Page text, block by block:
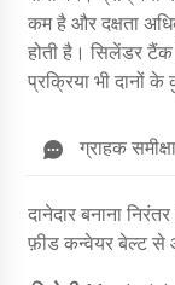
कम है और दक्षता
होती है। सिलेंडर टैंक
प्रक्रिया भी दानों
ग्राहक
दानेदार बनाना
फ़ीड कन्वेयर बेल्ट से